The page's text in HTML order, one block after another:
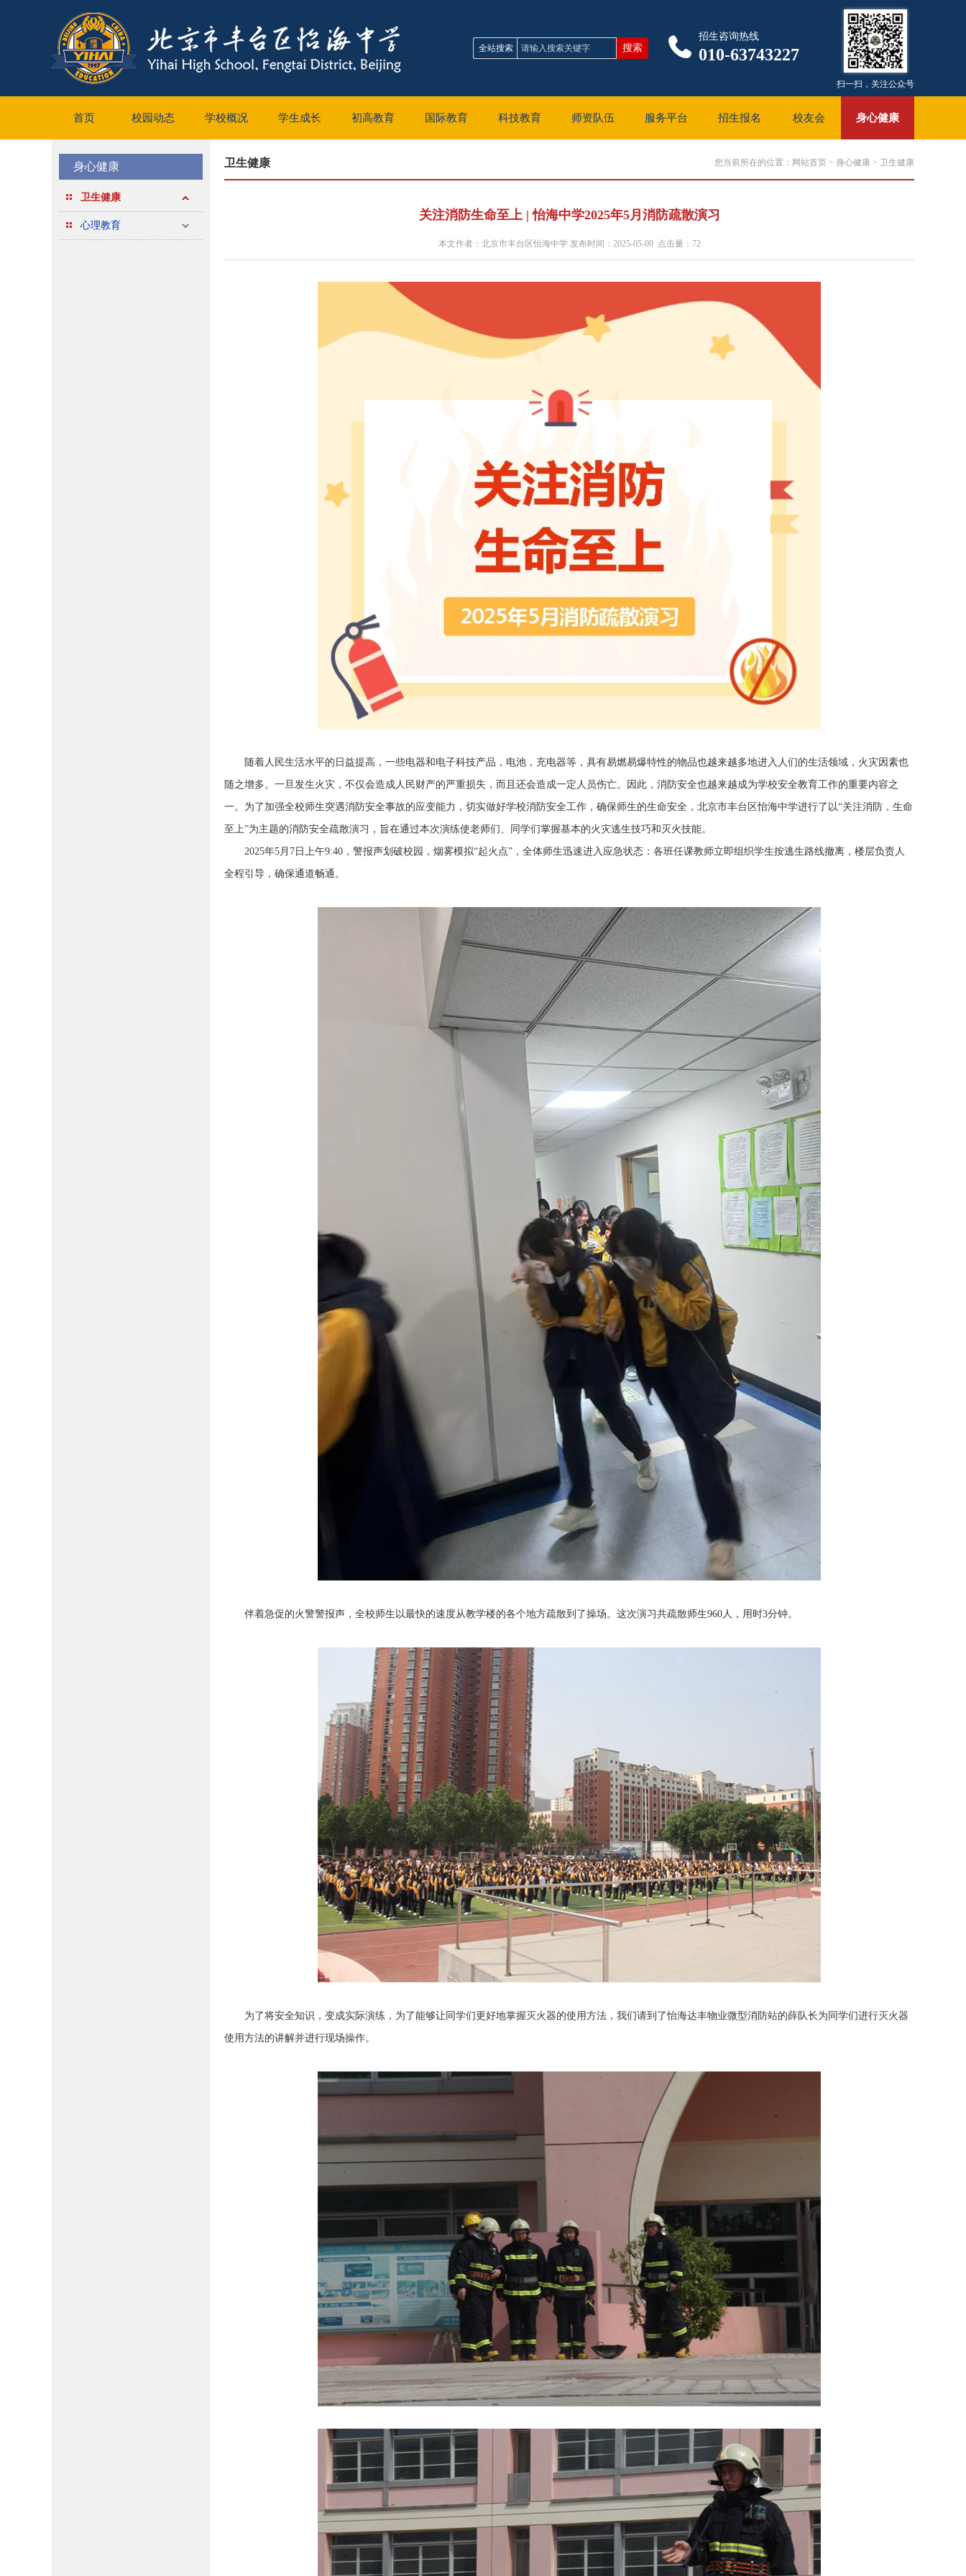
扫一扫，关注公众号
招生咨询热线
010-63743227
全站搜索
首页 校园动态 学校概况 学生成长 初高教育 国际教育 科技教育 师资队伍 服务平台 招生报名 校友会 身心健康
身心健康
卫生健康
心理教育
卫生健康 您当前所在的位置： 网站首页 > 身心健康 > 卫生健康
关注消防生命至上 | 怡海中学2025年5月消防疏散演习
本文作者：北京市丰台区怡海中学 发布时间：2025-05-09 点击量： 72
随着人民生活水平的日益提高，一些电器和电子科技产品，电池，充电器等，具有易燃易爆特性的物品也越来越多地进入人们的生活领域，火灾因素也
随之增多。一旦发生火灾，不仅会造成人民财产的严重损失，而且还会造成一定人员伤亡。因此，消防安全也越来越成为学校安全教育工作的重要内容之
一。为了加强全校师生突遇消防安全事故的应变能力，切实做好学校消防安全工作，确保师生的生命安全，北京市丰台区怡海中学进行了以“关注消防，生命
至上”为主题的消防安全疏散演习，旨在通过本次演练使老师们、同学们掌握基本的火灾逃生技巧和灭火技能。
2025年5月7日上午9:40，警报声划破校园，烟雾模拟“起火点”，全体师生迅速进入应急状态：各班任课教师立即组织学生按逃生路线撤离，楼层负责人
全程引导，确保通道畅通。
伴着急促的火警警报声，全校师生以最快的速度从教学楼的各个地方疏散到了操场。这次演习共疏散师生960人，用时3分钟。
为了将安全知识，变成实际演练，为了能够让同学们更好地掌握灭火器的使用方法，我们请到了怡海达丰物业微型消防站的薛队长为同学们进行灭火器
使用方法的讲解并进行现场操作。